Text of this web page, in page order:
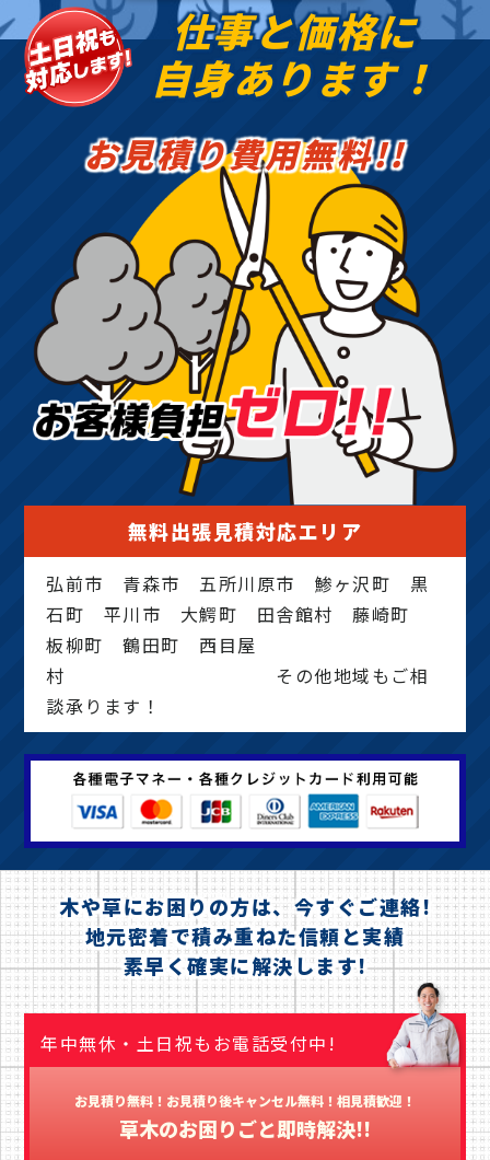
仕事と価格に
自身あります！
お見積り費用無料!!
無料出張見積対応エリア
弘前市 青森市 五所川原市 鯵ヶ沢町 黒
石町 平川市 大鰐町 田舎館村 藤崎町
板柳町 鶴田町 西目屋
村 その他地域もご相
談承ります！
木や草にお困りの方は、今すぐご連絡!
地元密着で積み重ねた信頼と実績
素早く確実に解決します!
年中無休・土日祝もお電話受付中!
お見積り無料！お見積り後キャンセル無料！相見積歓迎！
草木のお困りごと即時解決!!